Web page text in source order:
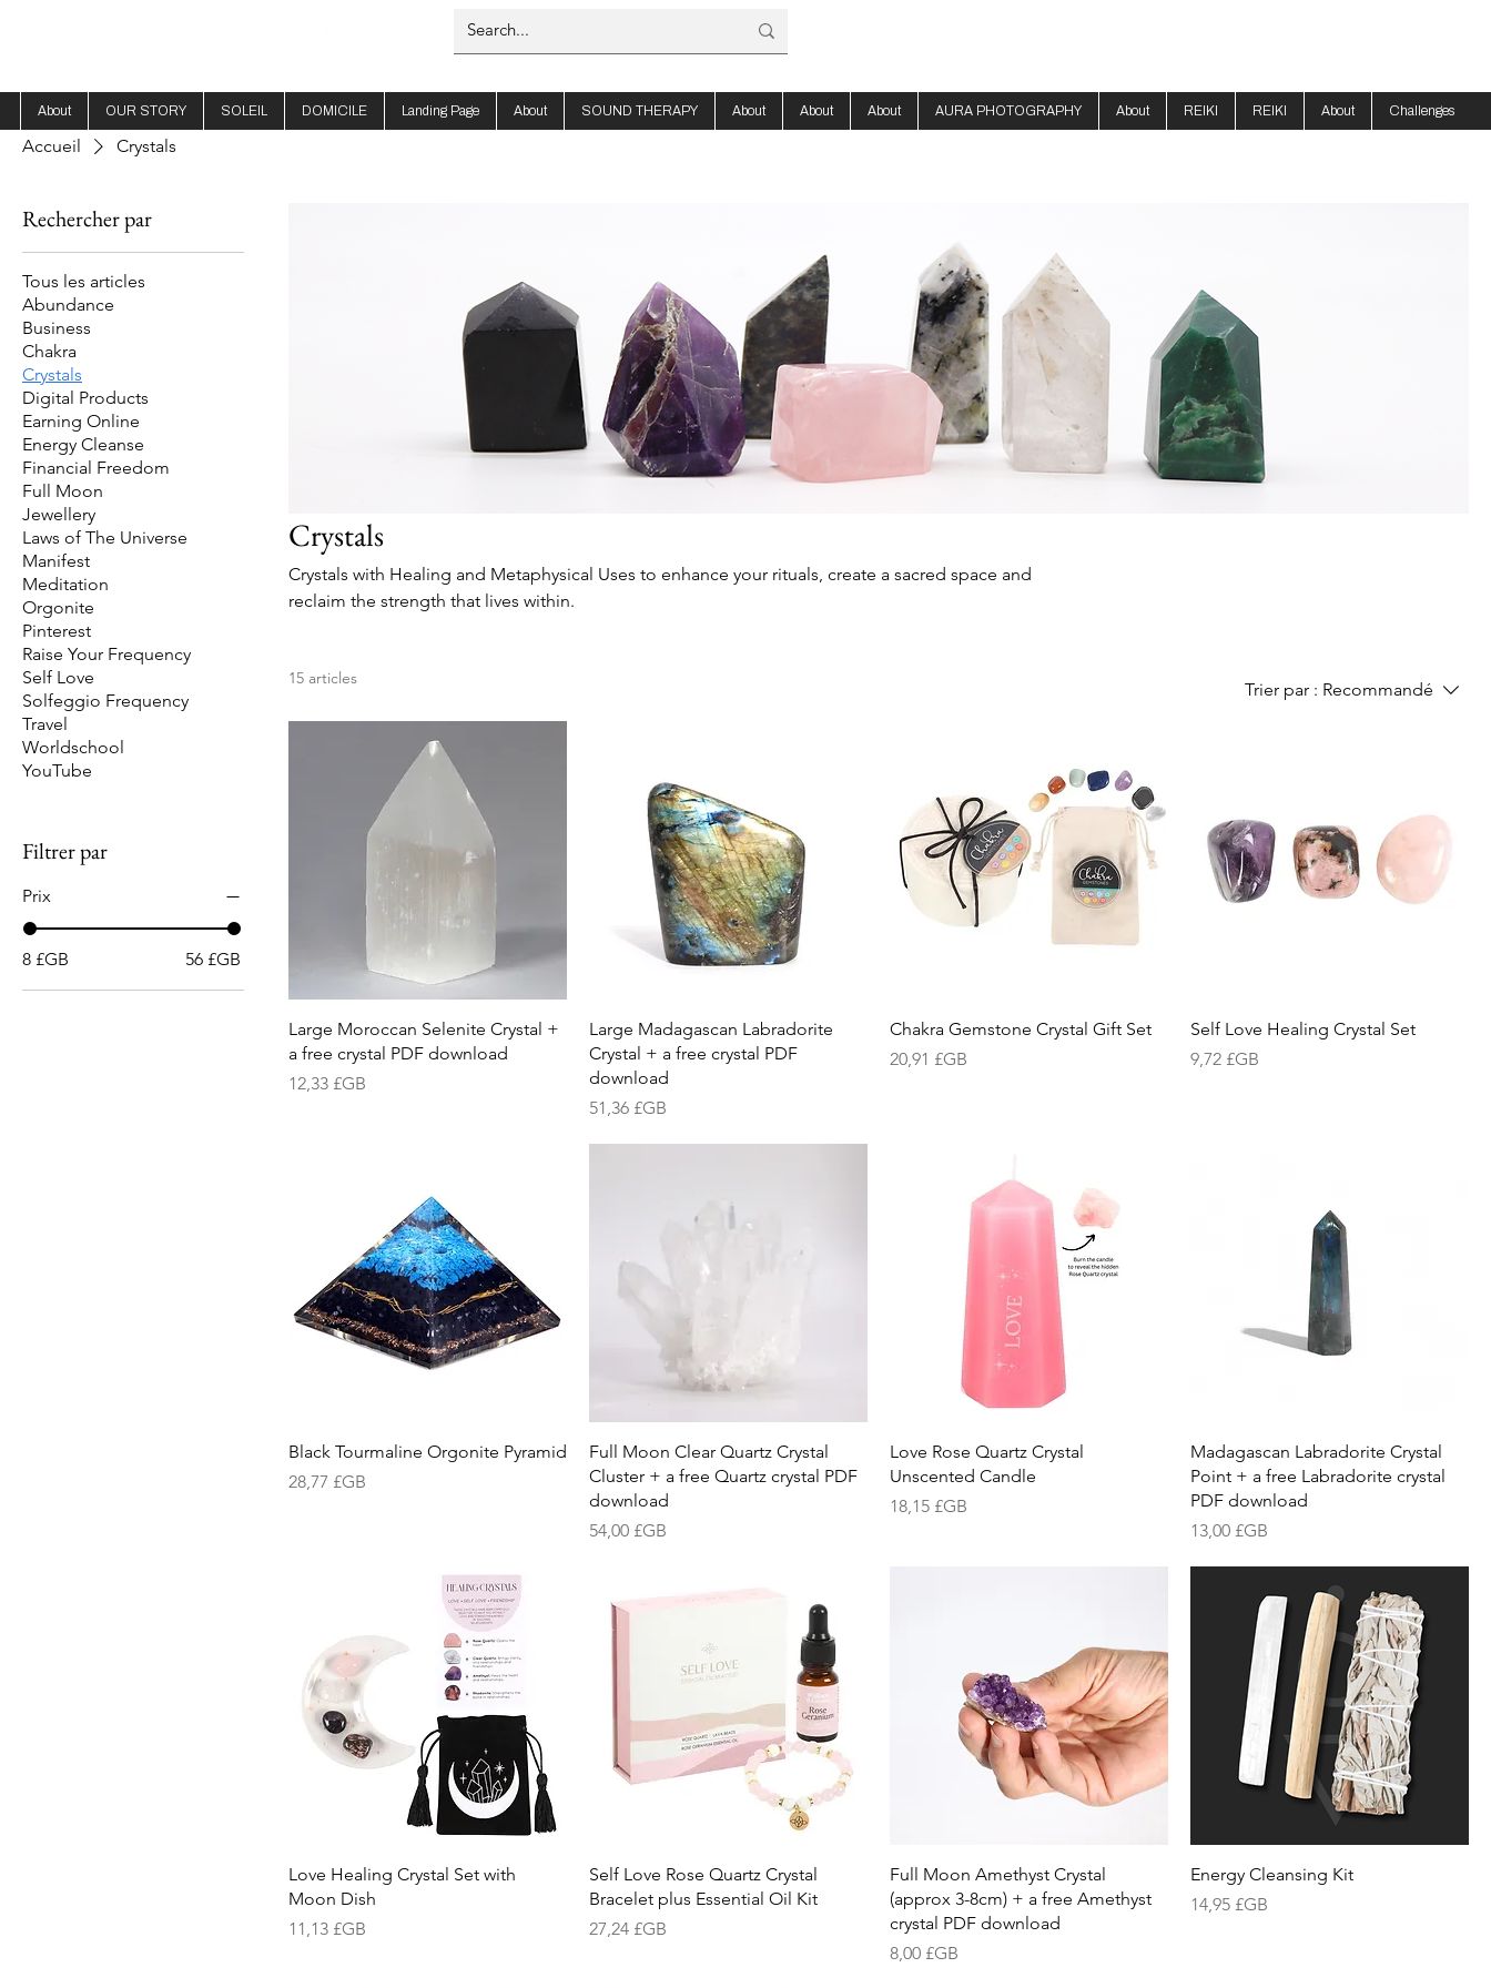
About OUR STORY SOLEIL DOMICILE Landing Page About SOUND THERAPY About About About AURA PHOTOGRAPHY About REIKI REIKI About Challenges
Accueil Crystals
Rechercher par
Tous les articles
Abundance
Business
Chakra
Crystals
Digital Products
Earning Online
Energy Cleanse
Financial Freedom
Full Moon
Jewellery
Laws of The Universe
Manifest
Meditation
Orgonite
Pinterest
Raise Your Frequency
Self Love
Solfeggio Frequency
Travel
Worldschool
YouTube
Filtrer par
Prix
8 £GB 56 £GB
Crystals
Crystals with Healing and Metaphysical Uses to enhance your rituals, create a sacred space and
reclaim the strength that lives within.
15 articles
Trier par : Recommandé
Large Moroccan Selenite Crystal +
a free crystal PDF download
Prix
12,33 £GB
Large Madagascan Labradorite
Crystal + a free crystal PDF
download
Prix
51,36 £GB
Chakra Gemstone Crystal Gift Set
Prix
20,91 £GB
Self Love Healing Crystal Set
Prix
9,72 £GB
Black Tourmaline Orgonite Pyramid
Prix
28,77 £GB
Full Moon Clear Quartz Crystal
Cluster + a free Quartz crystal PDF
download
Prix
54,00 £GB
Love Rose Quartz Crystal
Unscented Candle
Prix
18,15 £GB
Madagascan Labradorite Crystal
Point + a free Labradorite crystal
PDF download
Prix
13,00 £GB
Love Healing Crystal Set with
Moon Dish
Prix
11,13 £GB
Self Love Rose Quartz Crystal
Bracelet plus Essential Oil Kit
Prix
27,24 £GB
Full Moon Amethyst Crystal
(approx 3-8cm) + a free Amethyst
crystal PDF download
Prix
8,00 £GB
Energy Cleansing Kit
Prix
14,95 £GB